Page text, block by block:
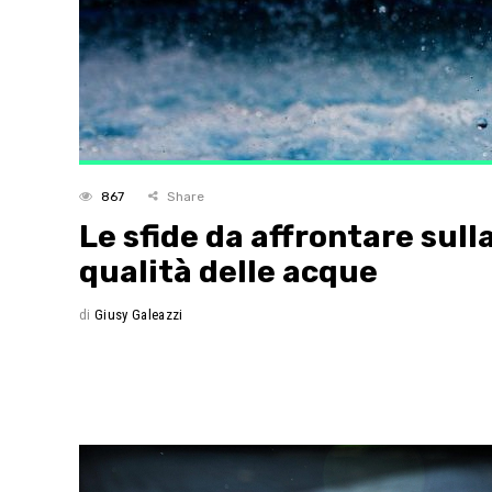
867 Share
Le sfide da affrontare
qualità delle acque
di Giusy Galeazzi